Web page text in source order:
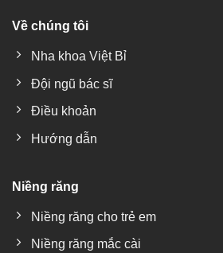
Về chúng tôi
Nha khoa Việt Bỉ
Đội ngũ bác sĩ
Điều khoản
Hướng dẫn
Niềng răng
Niềng răng cho trẻ em
Niềng răng mắc cài